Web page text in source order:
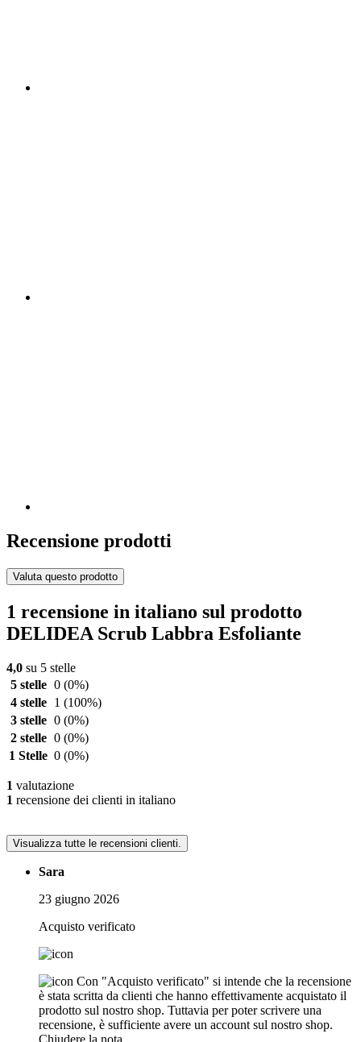
Recensione prodotti
Valuta questo prodotto
1 recensione in italiano sul prodotto
DELIDEA Scrub Labbra Esfoliante
4,0 su 5 stelle
5 stelle 0 (0%)
4 stelle
1 (100%)
3 stelle 0 (0%)
2 stelle 0 (0%)
1 Stelle 0 (0%)
1 valutazione
1 recensione dei clienti in italiano
Visualizza tutte le recensioni clienti.
Sara
23 giugno 2026
Acquisto verificato
Con "Acquisto verificato" si intende che la recensione
è stata scritta da clienti che hanno effettivamente acquistato il
prodotto sul nostro shop. Tuttavia per poter scrivere una
recensione, è sufficiente avere un account sul nostro shop.
Chiudere la nota